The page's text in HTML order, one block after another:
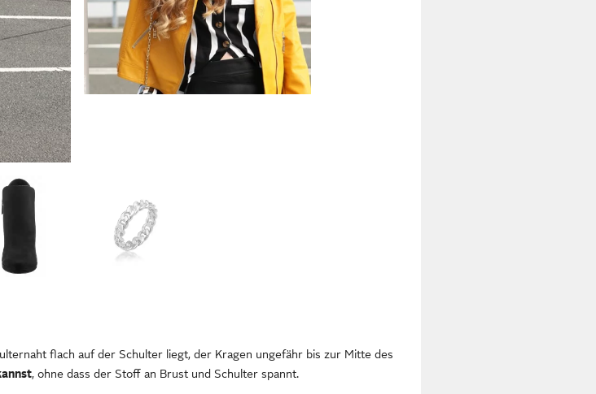
flach auf der Schulter liegt, der Kragen ungefähr bis zur Mitte des
, ohne dass der Stoff an Brust und Schulter spannt.